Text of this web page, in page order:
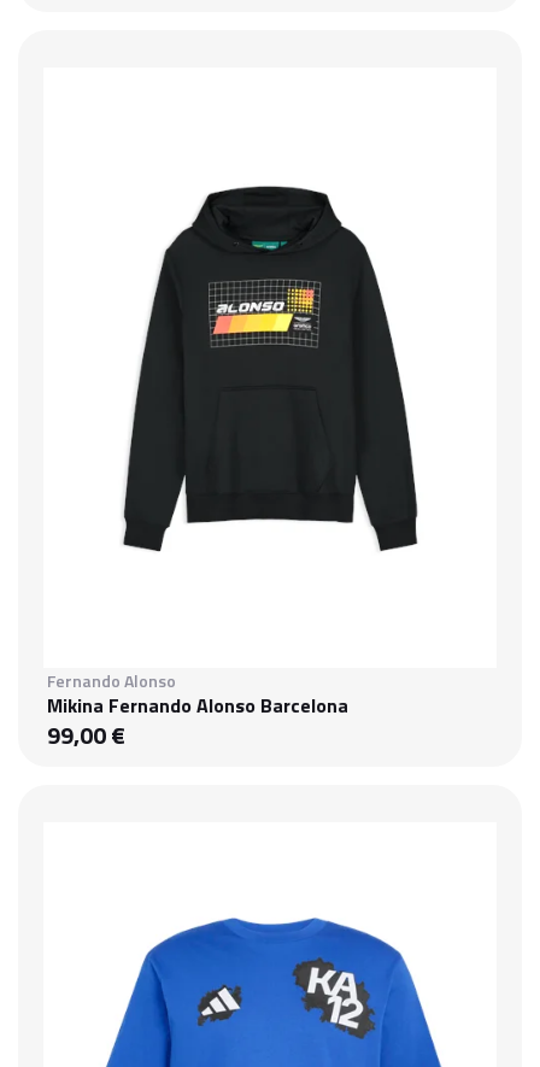
Fernando Alonso
Mikina Fernando Alonso Barcelona
99,00 €